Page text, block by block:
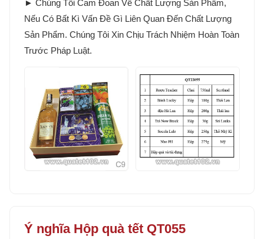
► Chúng Tôi Cam Đoan Về Chất Lượng Sản Phẩm,
Nếu Có Bất Kì Vấn Đề Gì Liên Quan Đến Chất Lượng
Sản Phẩm. Chúng Tôi Xin Chịu Trách Nhiệm Hoàn Toàn
Trước Pháp Luật.
Ý nghĩa Hộp quà tết QT055